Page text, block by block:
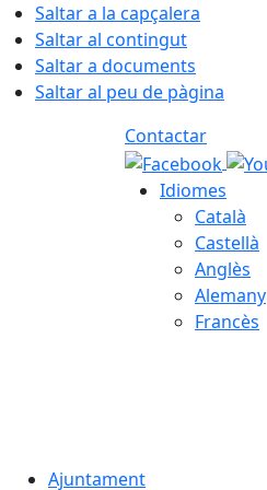
Saltar a la capçalera
Saltar al contingut
Saltar a documents
Saltar al peu de pàgina
Contactar
Idiomes
Català
Castellà
Anglès
Alemany
Francès
Ajuntament